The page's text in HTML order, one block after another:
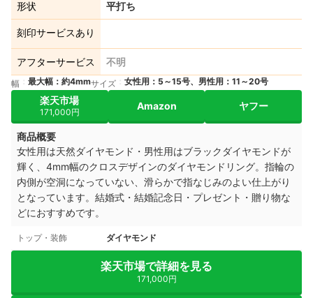
形状 平打ち
刻印サービスあり
アフターサービス 不明
幅 最大幅：約4mmサイズ 女性用：5～15号、男性用：11～20号
楽天市場
171,000円
Amazon ヤフー
商品概要
女性用は天然ダイヤモンド・ 男性用はブラックダイヤモンドが
輝く、 4mm幅のクロスデザインのダイヤモンドリング。 指輪の
内側が空洞になっていない、滑らかで指なじみのよい仕上がり
となっています。 結婚式・結婚記念日・プレゼント・贈り物な
どにおすすめです。
トップ・装飾 ダイヤモンド
楽天市場で詳細を見る
171,000円